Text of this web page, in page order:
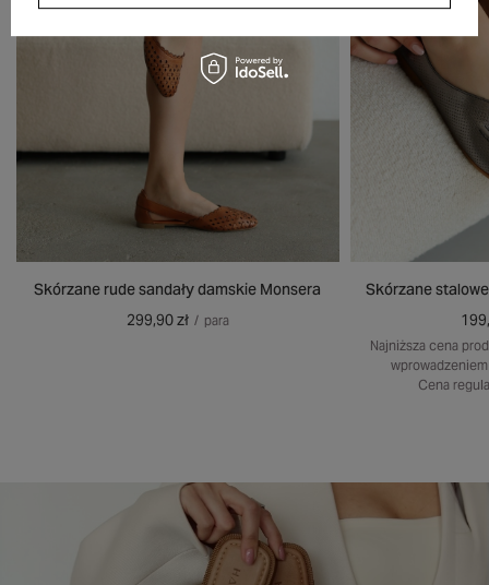
Skórzane rude sandały damskie Monsera
299,90 zł / para
Skórzane
Najniższa cena
Cena